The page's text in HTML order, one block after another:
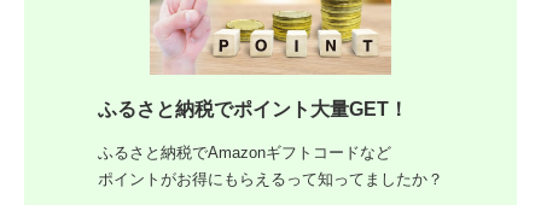
ふるさと納税でポイント大量GET！
ふるさと納税でAmazonギフトコードなど
ポイントがお得にもらえるって知ってましたか？